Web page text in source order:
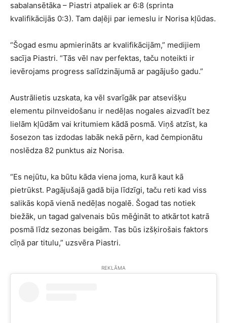
sabalansētāka – Piastri atpaliek ar 6:8 (sprinta
kvalifikācijās 0:3). Tam daļēji par iemeslu ir Norisa kļūdas.
“Šogad esmu apmierināts ar kvalifikācijām,” medijiem
sacīja Piastri. “Tās vēl nav perfektas, taču noteikti ir
ievērojams progress salīdzinājumā ar pagājušo gadu.”
Austrālietis uzskata, ka vēl svarīgāk par atsevišķu
elementu pilnveidošanu ir nedēļas nogales aizvadīt bez
lielām kļūdām vai kritumiem kādā posmā. Viņš atzīst, ka
šosezon tas izdodas labāk nekā pērn, kad čempionātu
noslēdza 82 punktus aiz Norisa.
“Es nejūtu, ka būtu kāda viena joma, kurā kaut kā
pietrūkst. Pagājušajā gadā bija līdzīgi, taču reti kad viss
salikās kopā vienā nedēļas nogalē. Šogad tas notiek
biežāk, un tagad galvenais būs mēģināt to atkārtot katrā
posmā līdz sezonas beigām. Tas būs izšķirošais faktors
cīņā par titulu,” uzsvēra Piastri.
REKLĀMA